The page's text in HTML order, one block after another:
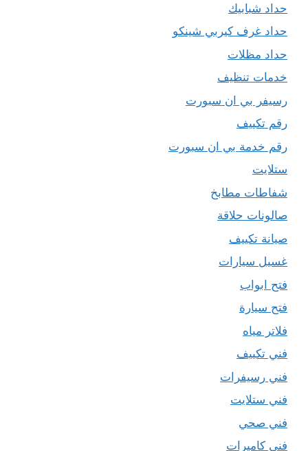
حداد شبابيك
حداد غرف كيربي شينكو
حداد مظلات
خدمات تنظيف
رسيفر بي ان سبورت
رقم تكييف
رقم خدمة بي ان سبورت
ستلايت
شفاطات مطابخ
صالونات حلاقة
صيانة تكييف
غسيل سيارات
فتح ابواب
فتح سيارة
فلاتر مياه
فني تكييف
فني رسيفرات
فني ستلايت
فني صحي
فني كاميرات